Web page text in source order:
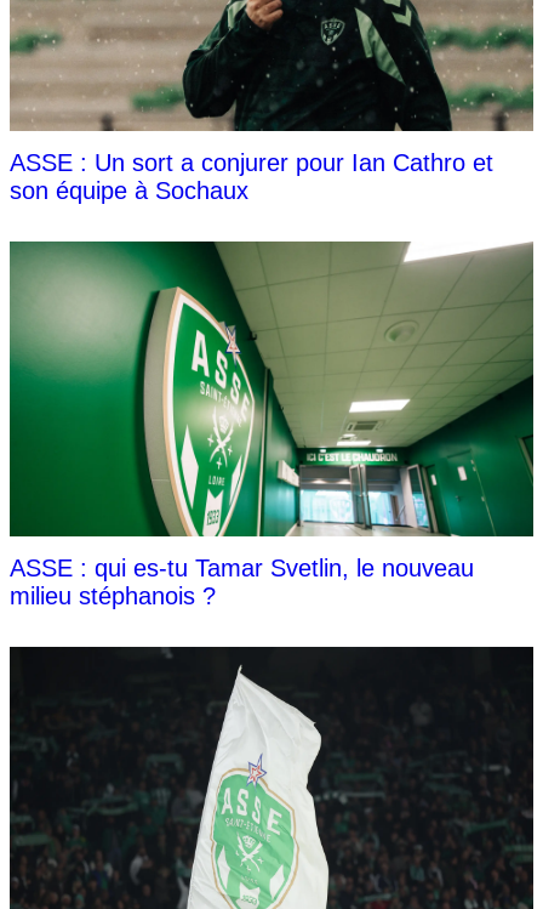
ASSE : Un sort a conjurer pour Ian Cathro et
son équipe à Sochaux
ASSE : qui es-tu Tamar Svetlin, le nouveau
milieu stéphanois ?